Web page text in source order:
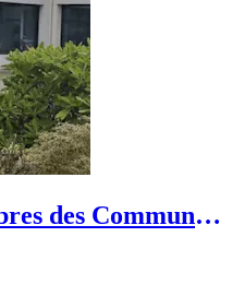
des Communes